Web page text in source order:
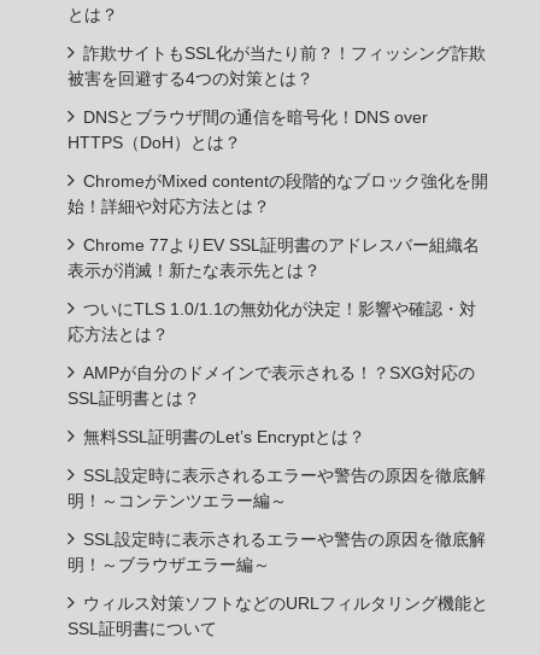
とは？
詐欺サイトもSSL化が当たり前？！フィッシング詐欺
被害を回避する4つの対策とは？
DNSとブラウザ間の通信を暗号化！DNS over
HTTPS（DoH）とは？
ChromeがMixed contentの段階的なブロック強化を開
始！詳細や対応方法とは？
Chrome 77よりEV SSL証明書のアドレスバー組織名
表示が消滅！新たな表示先とは？
ついにTLS 1.0/1.1の無効化が決定！影響や確認・対
応方法とは？
AMPが自分のドメインで表示される！？SXG対応の
SSL証明書とは？
無料SSL証明書のLet’s Encryptとは？
SSL設定時に表示されるエラーや警告の原因を徹底解
明！～コンテンツエラー編～
SSL設定時に表示されるエラーや警告の原因を徹底解
明！～ブラウザエラー編～
ウィルス対策ソフトなどのURLフィルタリング機能と
SSL証明書について